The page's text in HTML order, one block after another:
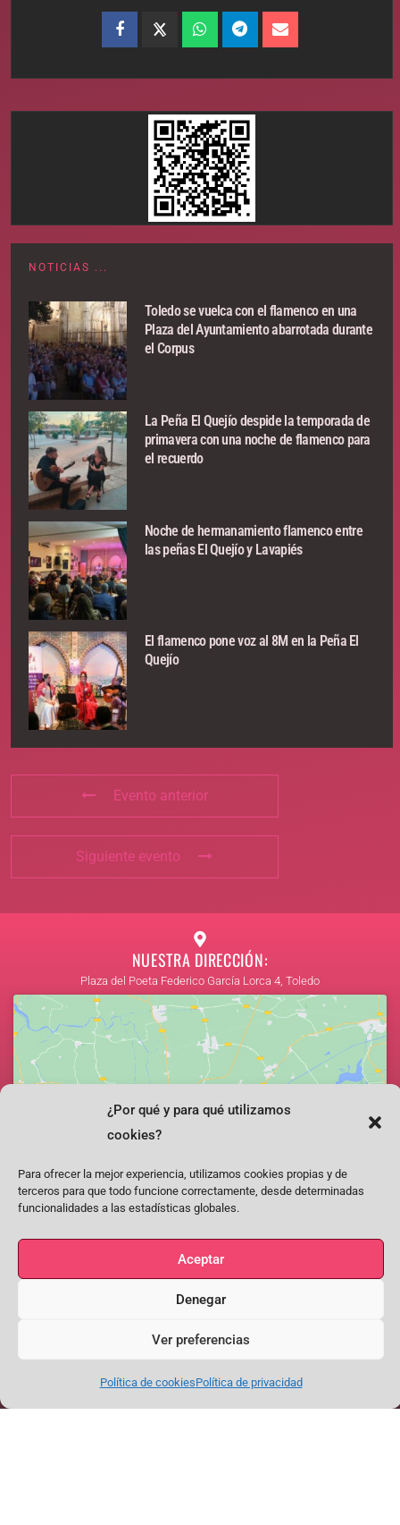
¿Por qué y para qué utilizamos
cookies?
Para ofrecer la mejor experiencia, utilizamos cookies propias y de
terceros para que todo funcione correctamente, desde determinadas
funcionalidades a las estadísticas globales.
Aceptar
Denegar
Ver preferencias
Política de cookiesPolítica de privacidad
NOTICIAS ...
Toledo se vuelca con el flamenco en una
Plaza del Ayuntamiento abarrotada durante
el Corpus
La Peña El Quejío despide la temporada de
primavera con una noche de flamenco para
el recuerdo
Noche de hermanamiento flamenco entre
las peñas El Quejío y Lavapiés
El flamenco pone voz al 8M en la Peña El
Quejío
Evento anterior
Siguiente evento
PEÑA “EL QUEJÍO”
FORMULARIO DE CONTACTO
Facebook
Instagram
SÍGUENOS EN FACEBOOK, INSTAGRAM, YOUTUBE
NUESTRA DIRECCIÓN:
Plaza del Poeta Federico García Lorca 4, Toledo
Haz clic para aceptar cookies de marketing y
permitir este contenido